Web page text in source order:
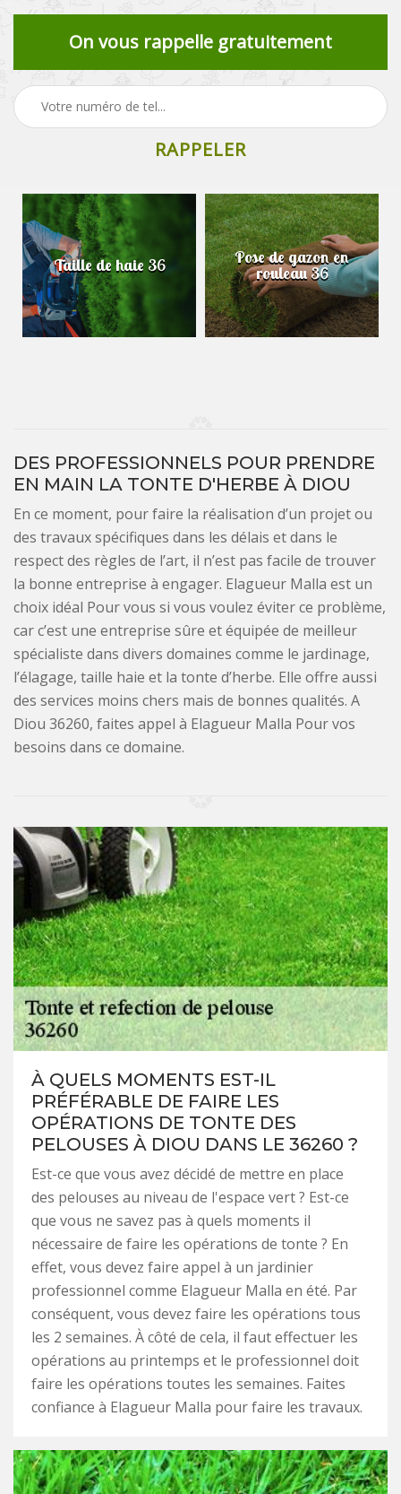
On vous rappelle gratuitement
Taille de haie 36 Pose de gazon en
rouleau 36
DES PROFESSIONNELS POUR PRENDRE
EN MAIN LA TONTE D'HERBE À DIOU
En ce moment, pour faire la réalisation d’un projet ou
des travaux spécifiques dans les délais et dans le
respect des règles de l’art, il n’est pas facile de trouver
la bonne entreprise à engager. Elagueur Malla est un
choix idéal Pour vous si vous voulez éviter ce problème,
car c’est une entreprise sûre et équipée de meilleur
spécialiste dans divers domaines comme le jardinage,
l’élagage, taille haie et la tonte d’herbe. Elle offre aussi
des services moins chers mais de bonnes qualités. A
Diou 36260, faites appel à Elagueur Malla Pour vos
besoins dans ce domaine.
À QUELS MOMENTS EST-IL
PRÉFÉRABLE DE FAIRE LES
OPÉRATIONS DE TONTE DES
PELOUSES À DIOU DANS LE 36260 ?
Est-ce que vous avez décidé de mettre en place
des pelouses au niveau de l'espace vert ? Est-ce
que vous ne savez pas à quels moments il
nécessaire de faire les opérations de tonte ? En
effet, vous devez faire appel à un jardinier
professionnel comme Elagueur Malla en été. Par
conséquent, vous devez faire les opérations tous
les 2 semaines. À côté de cela, il faut effectuer les
opérations au printemps et le professionnel doit
faire les opérations toutes les semaines. Faites
confiance à Elagueur Malla pour faire les travaux.